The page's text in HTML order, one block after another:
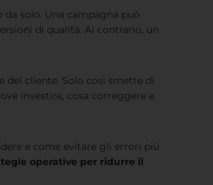
solo. Una campagna può
di qualità. Al contrario, un
del cliente. Solo così smette di
investire, cosa correggere e
e come evitare gli errori più
operative per ridurre il